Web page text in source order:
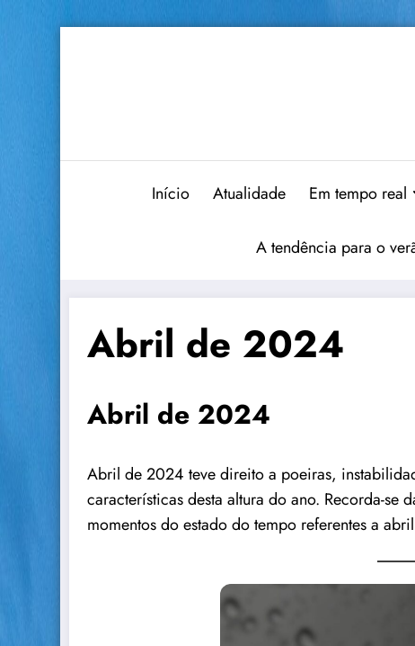
Início Atualidade Em tempo real
A tendência para o
Abril de 2024
Abril de 2024
Abril de 2024 teve direito a poeiras,
características desta altura do ano. Recorda-se
momentos do estado do tempo referentes a